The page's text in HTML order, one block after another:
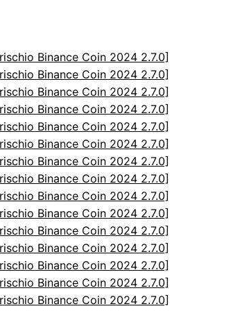
Binance Coin 2024 2.7.0]
Binance Coin 2024 2.7.0]
Binance Coin 2024 2.7.0]
Binance Coin 2024 2.7.0]
Binance Coin 2024 2.7.0]
Binance Coin 2024 2.7.0]
Binance Coin 2024 2.7.0]
Binance Coin 2024 2.7.0]
Binance Coin 2024 2.7.0]
Binance Coin 2024 2.7.0]
Binance Coin 2024 2.7.0]
Binance Coin 2024 2.7.0]
Binance Coin 2024 2.7.0]
Binance Coin 2024 2.7.0]
Binance Coin 2024 2.7.0]